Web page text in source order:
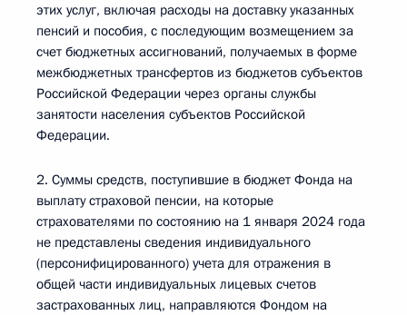
этих услуг, включая расходы на доставку указанных
пенсий и пособия, с последующим возмещением за
счет бюджетных ассигнований, получаемых в форме
межбюджетных трансфертов из бюджетов субъектов
Российской Федерации через органы службы
занятости населения субъектов Российской
Федерации.
2. Суммы средств, поступившие в бюджет Фонда на
выплату страховой пенсии, на которые
страхователями по состоянию на 1 января 2024 года
не представлены сведения индивидуального
(персонифицированного) учета для отражения в
общей части индивидуальных лицевых счетов
застрахованных лиц, направляются Фондом на